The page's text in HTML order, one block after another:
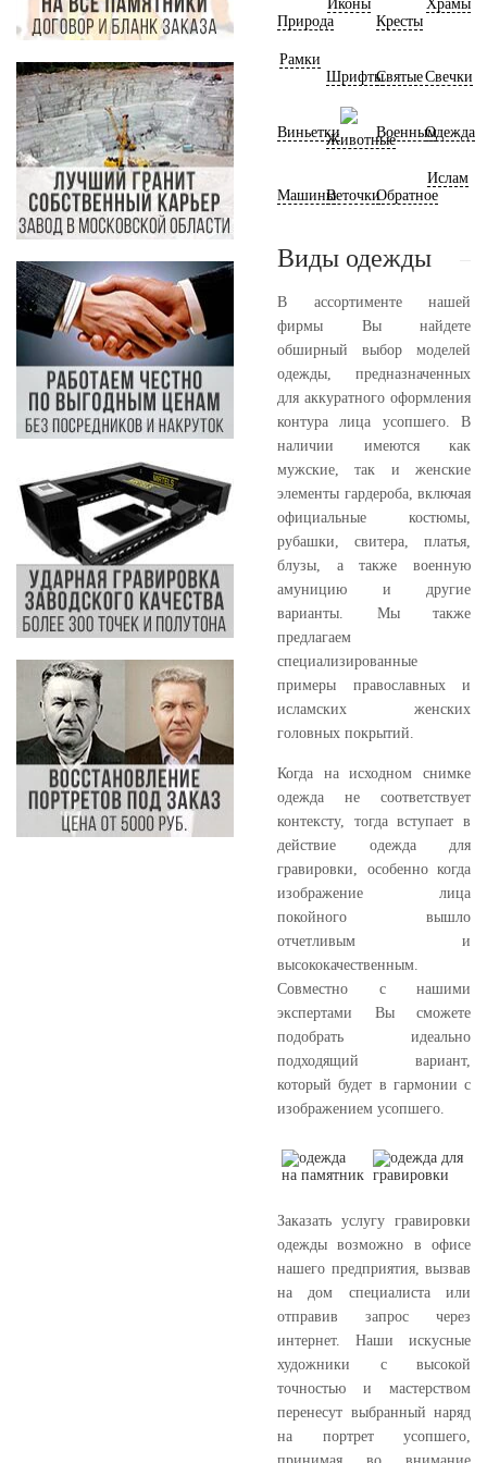
Природа
Иконы
Кресты
Храмы
Рамки
ШрифтыСвятыеСвечки
ВиньеткиЖивотныеВоеннымОдежда
МашиныВеточкиОбратное
Ислам
Виды одежды
В ассортименте нашей
фирмы Вы найдете
обширный выбор моделей
одежды, предназначенных
для аккуратного оформления
контура лица усопшего. В
наличии имеются как
мужские, так и женские
элементы гардероба, включая
официальные костюмы,
рубашки, свитера, платья,
блузы, а также военную
амуницию и другие
варианты. Мы также
предлагаем
специализированные
примеры православных и
исламских женских
головных покрытий.
Когда на исходном снимке
одежда не соответствует
контексту, тогда вступает в
действие одежда для
гравировки, особенно когда
изображение лица
покойного вышло
отчетливым и
высококачественным.
Совместно с нашими
экспертами Вы сможете
подобрать идеально
подходящий вариант,
который будет в гармонии с
изображением усопшего.
Заказать услугу гравировки
одежды возможно в офисе
нашего предприятия, вызвав
на дом специалиста или
отправив запрос через
интернет. Наши искусные
художники с высокой
точностью и мастерством
перенесут выбранный наряд
на портрет усопшего,